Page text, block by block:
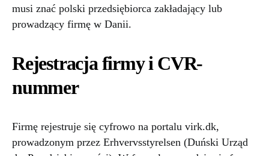
musi znać polski przedsiębiorca zakładający lub
prowadzący firmę w Danii.
Rejestracja firmy i CVR-
nummer
Firmę rejestruje się cyfrowo na portalu virk.dk,
prowadzonym przez Erhvervsstyrelsen (Duński Urząd